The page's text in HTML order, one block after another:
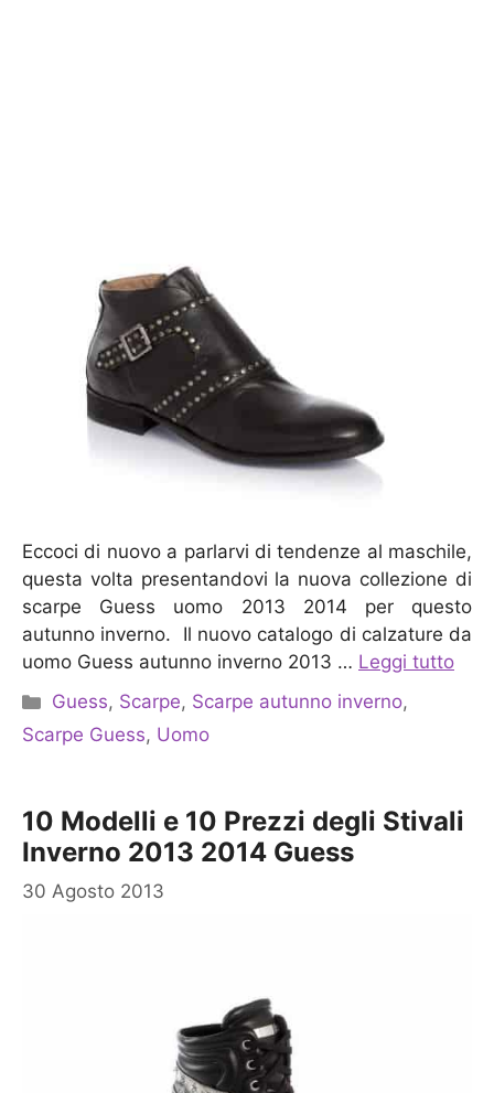
Eccoci di nuovo a parlarvi di tendenze al maschile,
questa volta presentandovi la nuova collezione di
scarpe Guess uomo 2013 2014 per questo
autunno inverno. Il nuovo catalogo di calzature da
uomo Guess autunno inverno 2013 … Leggi tutto
Categorie
Guess, Scarpe, Scarpe autunno inverno,
Scarpe Guess, Uomo
10 Modelli e 10 Prezzi degli Stivali
Inverno 2013 2014 Guess
30 Agosto 2013